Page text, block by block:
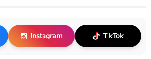
Instagram TikTok